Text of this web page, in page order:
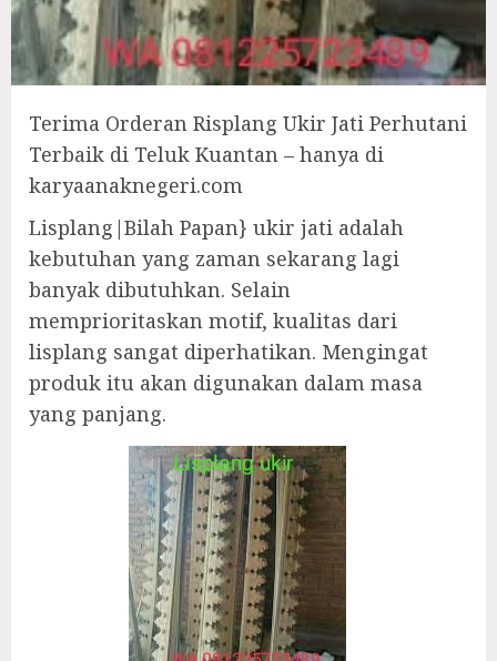
Terima Orderan Risplang Ukir Jati Perhutani
Terbaik di Teluk Kuantan – hanya di
karyaanaknegeri.com
Lisplang|Bilah Papan} ukir jati adalah
kebutuhan yang zaman sekarang lagi
banyak dibutuhkan. Selain
memprioritaskan motif, kualitas dari
lisplang sangat diperhatikan. Mengingat
produk itu akan digunakan dalam masa
yang panjang.